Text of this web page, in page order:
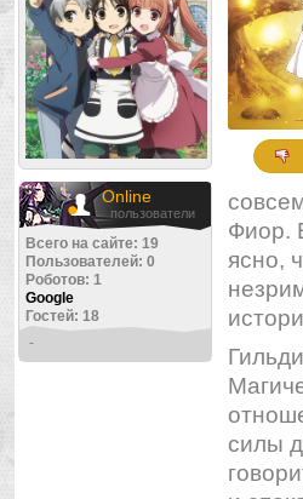
Online
пользователи
Всего на сайте: 19
Пользователей: 0
Роботов: 1
Google
Гостей: 18
-
Фиор.
ясно,
силы